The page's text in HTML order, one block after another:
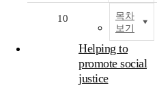
목차
보기
10
Helping to
promote social
justice